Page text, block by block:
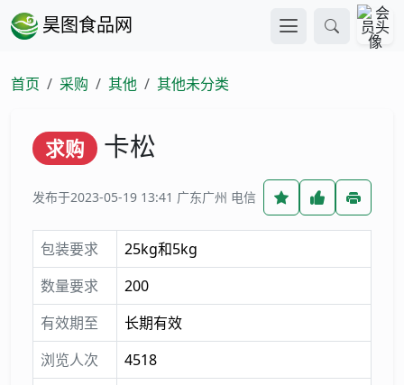
昊图食品网
首页 采购 其他 其他未分类
求购 卡松
发布于2023-05-19 13:41 广东广州 电信
包装要求
25kg和5kg
数量要求
200
有效期至
长期有效
浏览人次
4518